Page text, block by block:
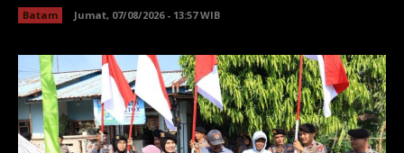
Batam Jumat, 07/08/2026 - 13:57 WIB